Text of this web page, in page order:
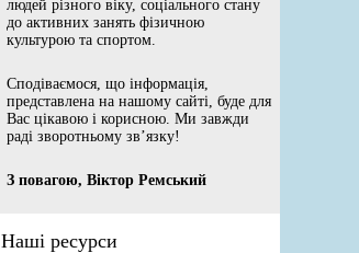
людей різного віку, соціального стану
до активних занять фізичною
культурою та спортом.
Сподіваємося, що інформація,
представлена на нашому сайті, буде для
Вас цікавою і корисною. Ми завжди
раді зворотньому зв’язку!
З повагою, Віктор Ремський
Наші ресурси